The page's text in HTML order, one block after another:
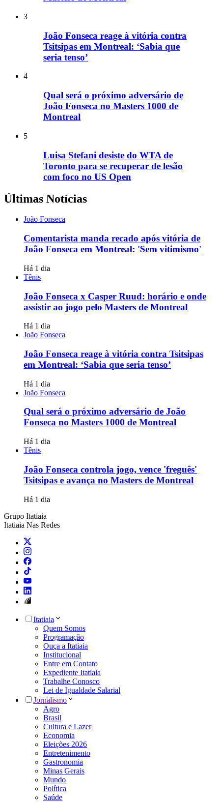
3
João Fonseca reage à vitória contra
Tsitsipas em Montreal: ‘Sabia que
seria tenso’
4
Qual será o próximo adversário de
João Fonseca no Masters 1000 de
Montreal
5
Luisa Stefani desiste do WTA de
Toronto para se recuperar de lesão
com foco no US Open
Últimas Notícias
João Fonseca
Comentarista manda recado após vitória de
João Fonseca em Montreal: 'Sem vitimismo'
Há 1 dia
Tênis
João Fonseca x Casper Ruud: horário e onde
assistir ao jogo pelo Masters de Montreal
Há 1 dia
João Fonseca
João Fonseca reage à vitória contra Tsitsipas
em Montreal: ‘Sabia que seria tenso’
Há 1 dia
João Fonseca
Qual será o próximo adversário de João
Fonseca no Masters 1000 de Montreal
Há 1 dia
Tênis
João Fonseca controla jogo, vence 'freguês'
Tsitsipas e avança no Masters de Montreal
Há 1 dia
Grupo Itatiaia
Itatiaia Nas Redes
Itatiaia
Quem Somos
Programação
Ouça a Itatiaia
Institucional
Entre em Contato
Expediente Itatiaia
Trabalhe Conosco
Lei de Igualdade Salarial
Jornalismo
Agro
Brasil
Cultura e Lazer
Economia
Eleições 2026
Entretenimento
Gastronomia
Minas Gerais
Mundo
Política
Saúde